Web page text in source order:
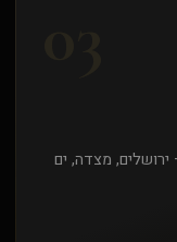
מצדה, ים